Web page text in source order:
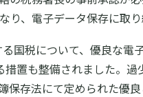
、電子データ保存に取り
国税について、優良な
置も整備されました。
存法にて定められた優